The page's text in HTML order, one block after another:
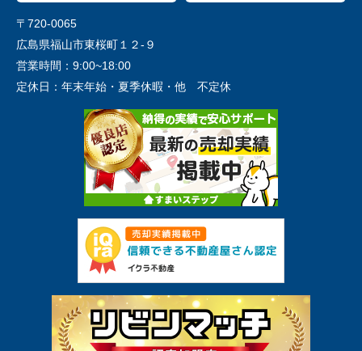
〒720-0065
広島県福山市東桜町１２-９
営業時間： 9:00~18:00
定休日： 年末年始・夏季休暇・他 不定休